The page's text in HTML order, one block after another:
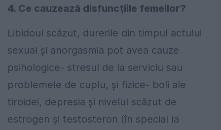
4. Ce cauzează disfuncţiile femeilor?
Libidoul scăzut, durerile din timpul actului
sexual şi anorgasmia pot avea cauze
psihologice- stresul de la serviciu sau
problemele de cuplu, şi fizice- boli ale
tiroidei, depresia şi nivelul scăzut de
estrogen şi testosteron (în special la